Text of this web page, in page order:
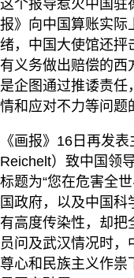
这个报导惹火中国驻
报》向中国算账实际
绪，中国大使馆还抨
有义务做出赔偿的西
是企图通过推诿责任
情和应对不力等问题
《画报》16日再发
Reichelt）致中国领
标题为“您在危害全
国政府，以及中国
有高度传染性，却把
员问及武汉情况时，
尊心和民族主义作祟